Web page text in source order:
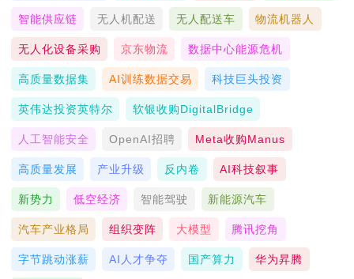
智能供应链 无人机配送 无人配送车 物流机器人
无人化设备采购 京东物流 数据中心能源危机
高质量数据集 AI训练数据交易 科技巨头投资
英伟达投资英特尔 软银收购DigitalBridge
人工智能安全 OpenAI招聘 Meta收购Manus
高质量发展 产业升级 反内卷 AI科技叙事
新势力 低空经济 智能驾驶 新能源汽车
汽车产业格局 组织变阵 大模型 腾讯挖角
字节跳动涨薪 AI人才争夺 国产算力 华为昇腾